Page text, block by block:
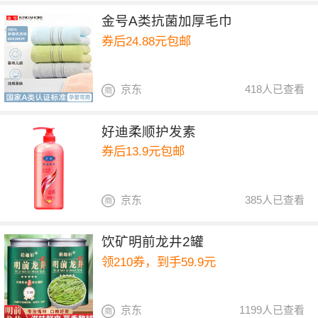
金号A类抗菌加厚毛巾
券后24.88元包邮
418人已查看
京东
好迪柔顺护发素
券后13.9元包邮
385人已查看
京东
饮矿明前龙井2罐
领210券，到手59.9元
1199人已查看
京东